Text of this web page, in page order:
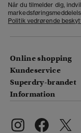
Når du tilmelder dig,
Politik vedrørende
Online shopping
Kundeservice
Superdry-brandet
Information